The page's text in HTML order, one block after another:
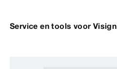
Service en tools voor Visign